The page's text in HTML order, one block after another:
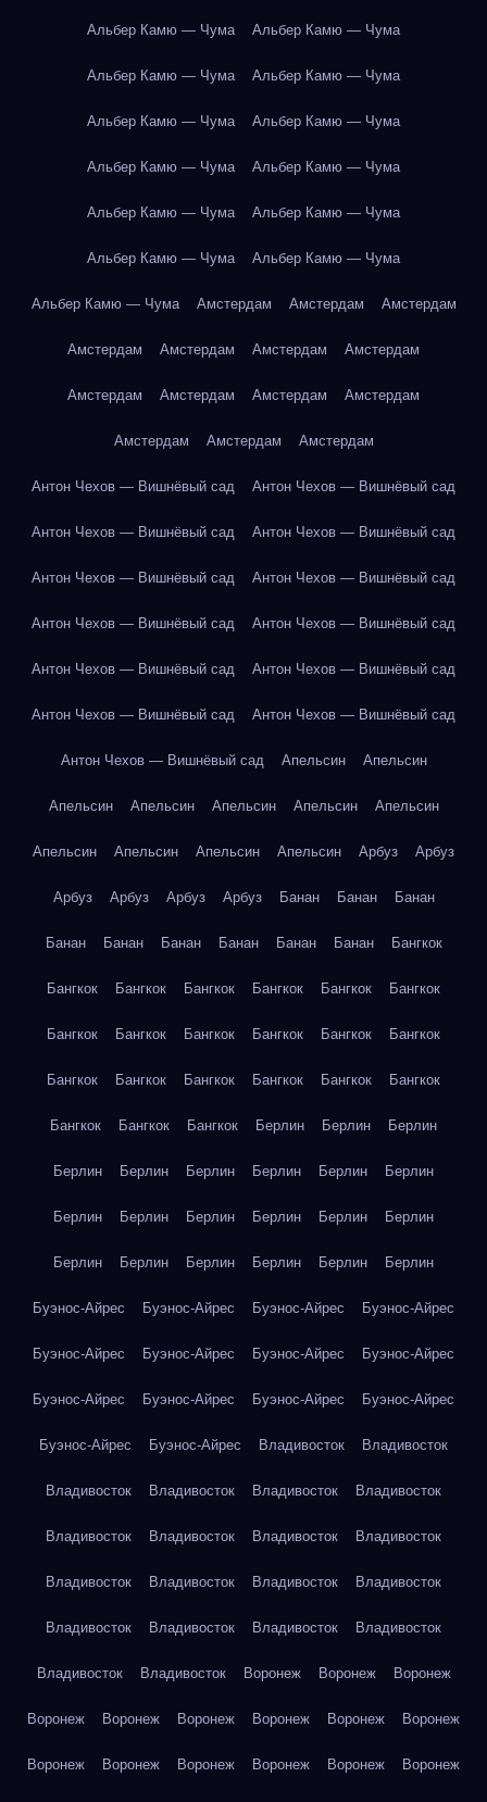
Альбер Камю — Чума Альбер Камю — Чума
Альбер Камю — Чума Альбер Камю — Чума
Альбер Камю — Чума Альбер Камю — Чума
Альбер Камю — Чума Альбер Камю — Чума
Альбер Камю — Чума Альбер Камю — Чума
Альбер Камю — Чума Альбер Камю — Чума
Альбер Камю — Чума Амстердам Амстердам Амстердам
Амстердам Амстердам Амстердам Амстердам
Амстердам Амстердам Амстердам Амстердам
Амстердам Амстердам Амстердам
Антон Чехов — Вишнёвый сад Антон Чехов — Вишнёвый сад
Антон Чехов — Вишнёвый сад Антон Чехов — Вишнёвый сад
Антон Чехов — Вишнёвый сад Антон Чехов — Вишнёвый сад
Антон Чехов — Вишнёвый сад Антон Чехов — Вишнёвый сад
Антон Чехов — Вишнёвый сад Антон Чехов — Вишнёвый сад
Антон Чехов — Вишнёвый сад Антон Чехов — Вишнёвый сад
Антон Чехов — Вишнёвый сад Апельсин Апельсин
Апельсин Апельсин Апельсин Апельсин Апельсин
Апельсин Апельсин Апельсин Апельсин Арбуз Арбуз
Арбуз Арбуз Арбуз Арбуз Банан Банан Банан
Банан Банан Банан Банан Банан Банан Бангкок
Бангкок Бангкок Бангкок Бангкок Бангкок Бангкок
Бангкок Бангкок Бангкок Бангкок Бангкок Бангкок
Бангкок Бангкок Бангкок Бангкок Бангкок Бангкок
Бангкок Бангкок Бангкок Берлин Берлин Берлин
Берлин Берлин Берлин Берлин Берлин Берлин
Берлин Берлин Берлин Берлин Берлин Берлин
Берлин Берлин Берлин Берлин Берлин Берлин
Буэнос-Айрес Буэнос-Айрес Буэнос-Айрес Буэнос-Айрес
Буэнос-Айрес Буэнос-Айрес Буэнос-Айрес Буэнос-Айрес
Буэнос-Айрес Буэнос-Айрес Буэнос-Айрес Буэнос-Айрес
Буэнос-Айрес Буэнос-Айрес Владивосток Владивосток
Владивосток Владивосток Владивосток Владивосток
Владивосток Владивосток Владивосток Владивосток
Владивосток Владивосток Владивосток Владивосток
Владивосток Владивосток Владивосток Владивосток
Владивосток Владивосток Воронеж Воронеж Воронеж
Воронеж Воронеж Воронеж Воронеж Воронеж Воронеж
Воронеж Воронеж Воронеж Воронеж Воронеж Воронеж